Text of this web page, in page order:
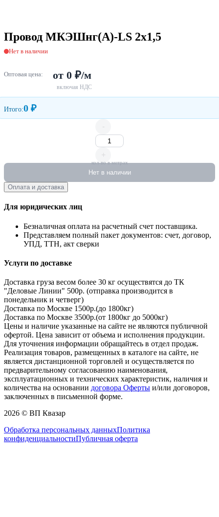
Провод МКЭШнг(А)-LS 2х1,5
Нет в наличии
Оптовая цена: от 0 ₽/м
включая НДС
Итого:0 ₽
-
+
кол-во в метрах
Нет в наличии
Оплата и доставка
Для юридических лиц
Безналичная оплата на расчетный счет поставщика.
Представляем полный пакет документов: счет, договор,
УПД, ТТН, акт сверки
Услуги по доставке
Доставка груза весом более 30 кг осуществятся до ТК
"Деловые Линии" 500р. (отправка производится в
понедельник и четверг)
Доставка по Москве 1500р.(до 1800кг)
Доставка по Москве 3500р.(от 1800кг до 5000кг)
Цены и наличие указанные на сайте не являются публичной
офертой. Цена зависит от объема и исполнения продукции.
Для уточнения информации обращайтесь в отдел продаж.
Реализация товаров, размещенных в каталоге на сайте, не
является дистанционной торговлей и осуществляется по
предварительному согласованию наименования,
эксплуатационных и технических характеристик, наличия и
количества на основании договора Оферты и/или договоров,
заключенных в письменной форме.
2026 © ВП Квазар
Обработка персональных данныхПолитика
конфиденциальностиПубличная оферта